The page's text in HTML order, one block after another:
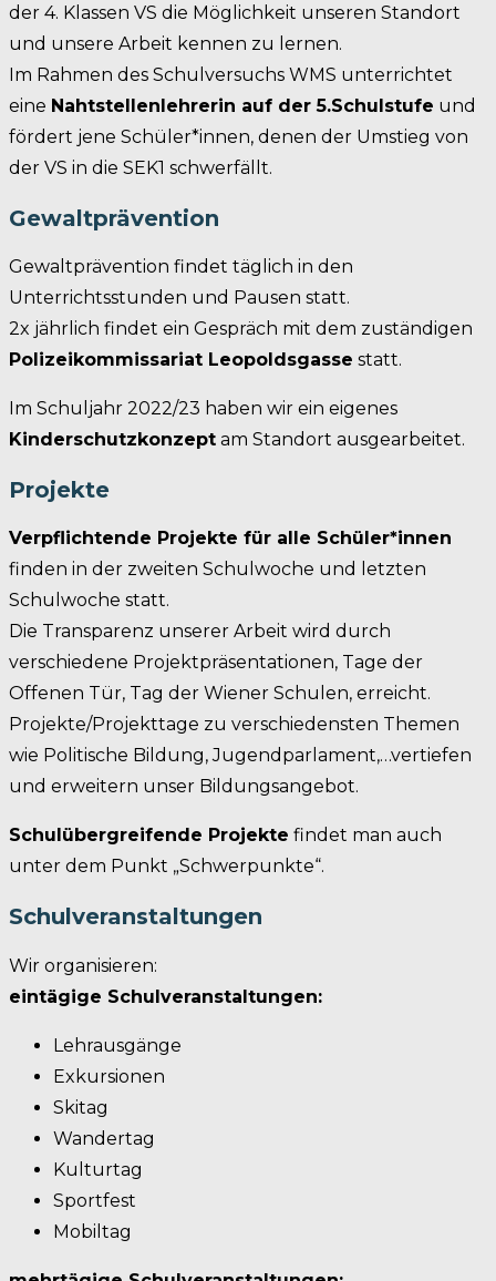
der 4. Klassen VS die Möglichkeit unseren Standort
und unsere Arbeit kennen zu lernen.
Im Rahmen des Schulversuchs WMS unterrichtet
eine Nahtstellenlehrerin auf der 5.Schulstufe und
fördert jene Schüler*innen, denen der Umstieg von
der VS in die SEK1 schwerfällt.
Gewaltprävention
Gewaltprävention findet täglich in den
Unterrichtsstunden und Pausen statt.
2x jährlich findet ein Gespräch mit dem zuständigen
Polizeikommissariat Leopoldsgasse statt.
Im Schuljahr 2022/23 haben wir ein eigenes
Kinderschutzkonzept am Standort ausgearbeitet.
Projekte
Verpflichtende Projekte für alle Schüler*innen
finden in der zweiten Schulwoche und letzten
Schulwoche statt.
Die Transparenz unserer Arbeit wird durch
verschiedene Projektpräsentationen, Tage der
Offenen Tür, Tag der Wiener Schulen, erreicht.
Projekte/Projekttage zu verschiedensten Themen
wie Politische Bildung, Jugendparlament,…vertiefen
und erweitern unser Bildungsangebot.
Schulübergreifende Projekte findet man auch
unter dem Punkt „Schwerpunkte“.
Schulveranstaltungen
Wir organisieren:
eintägige Schulveranstaltungen:
Lehrausgänge
Exkursionen
Skitag
Wandertag
Kulturtag
Sportfest
Mobiltag